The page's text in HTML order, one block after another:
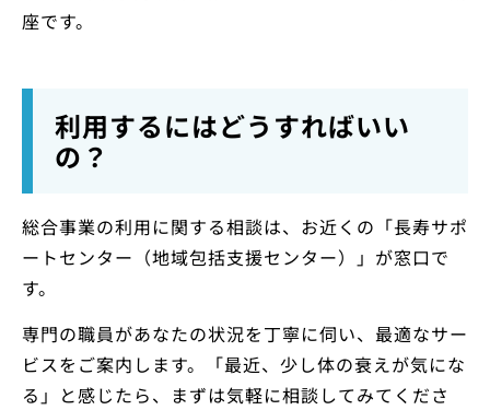
座です。
利用するにはどうすればいい
の？
総合事業の利用に関する相談は、お近くの「長寿サポ
ートセンター（地域包括支援センター）」が窓口で
す。
専門の職員があなたの状況を丁寧に伺い、最適なサー
ビスをご案内します。「最近、少し体の衰えが気にな
る」と感じたら、まずは気軽に相談してみてくださ